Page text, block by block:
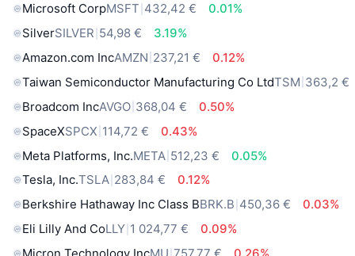
Microsoft CorpMSFT 432,42 €
0.01%
SilverSILVER 54,98 €
3.19%
Amazon.com IncAMZN 237,21 €
0.12%
Taiwan Semiconductor Manufacturing Co LtdTSM 363,2 €
Broadcom IncAVGO 368,04 €
0.50%
SpaceXSPCX 114,72 €
0.43%
Meta Platforms, Inc.META 512,23 €
0.05%
Tesla, Inc.TSLA 283,84 €
0.12%
Berkshire Hathaway Inc Class BBRK.B 450,36 €
0.03%
Eli Lilly And CoLLY 1 024,77 €
0.09%